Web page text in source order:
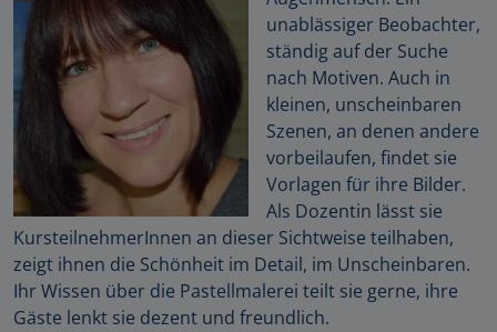
unablässiger Beobachter,
ständig auf der Suche
nach Motiven. Auch in
kleinen, unscheinbaren
Szenen, an denen andere
vorbeilaufen, findet sie
Vorlagen für ihre Bilder.
Als Dozentin lässt sie
KursteilnehmerInnen an dieser Sichtweise teilhaben,
zeigt ihnen die Schönheit im Detail, im Unscheinbaren.
Ihr Wissen über die Pastellmalerei teilt sie gerne, ihre
Gäste lenkt sie dezent und freundlich.